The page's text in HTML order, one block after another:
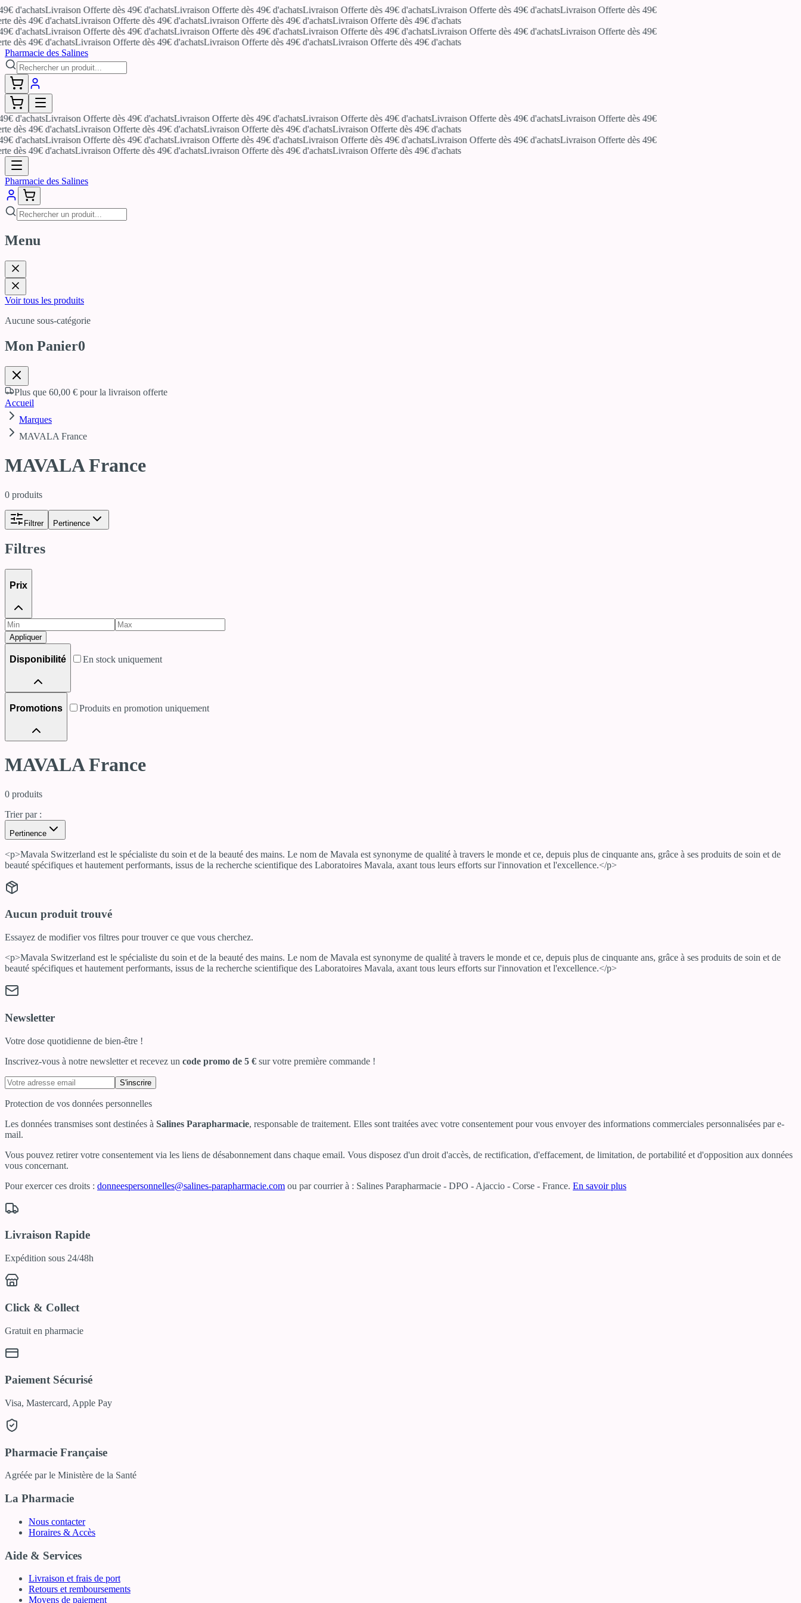
d'achatsLivraison Offerte dès 49€ d'achatsLivraison Offerte dès 49€ d'achatsLivraison Offerte dès 49€ d'achatsLivraison Offerte dès 49€ d'achatsLivraison Offerte dès 49€
49€ d'achatsLivraison Offerte dès 49€ d'achatsLivraison Offerte dès 49€ d'achatsLivraison Offerte dès 49€ d'achats
d'achatsLivraison Offerte dès 49€ d'achatsLivraison Offerte dès 49€ d'achatsLivraison Offerte dès 49€ d'achatsLivraison Offerte dès 49€ d'achatsLivraison Offerte dès 49€
49€ d'achatsLivraison Offerte dès 49€ d'achatsLivraison Offerte dès 49€ d'achatsLivraison Offerte dès 49€ d'achats
Pharmacie des Salines
d'achatsLivraison Offerte dès 49€ d'achatsLivraison Offerte dès 49€ d'achatsLivraison Offerte dès 49€ d'achatsLivraison Offerte dès 49€ d'achatsLivraison Offerte dès 49€
49€ d'achatsLivraison Offerte dès 49€ d'achatsLivraison Offerte dès 49€ d'achatsLivraison Offerte dès 49€ d'achats
d'achatsLivraison Offerte dès 49€ d'achatsLivraison Offerte dès 49€ d'achatsLivraison Offerte dès 49€ d'achatsLivraison Offerte dès 49€ d'achatsLivraison Offerte dès 49€
49€ d'achatsLivraison Offerte dès 49€ d'achatsLivraison Offerte dès 49€ d'achatsLivraison Offerte dès 49€ d'achats
Pharmacie des Salines
Menu
Voir tous les produits
Aucune sous-catégorie
Mon Panier0
Plus que 60,00 € pour la livraison offerte
Accueil
Marques
MAVALA France
MAVALA France
0 produits
Filtrer Pertinence
Filtres
Prix
Appliquer
Disponibilité En stock uniquement
Promotions Produits en promotion uniquement
MAVALA France
0 produits
Trier par :
Pertinence
<p>Mavala Switzerland est le spécialiste du soin et de la beauté des mains. Le nom de Mavala est synonyme de qualité à travers le monde et ce, depuis plus de cinquante ans, grâce à ses produits de soin et de
beauté spécifiques et hautement performants, issus de la recherche scientifique des Laboratoires Mavala, axant tous leurs efforts sur l'innovation et l'excellence.</p>
Aucun produit trouvé
Essayez de modifier vos filtres pour trouver ce que vous cherchez.
<p>Mavala Switzerland est le spécialiste du soin et de la beauté des mains. Le nom de Mavala est synonyme de qualité à travers le monde et ce, depuis plus de cinquante ans, grâce à ses produits de soin et de
beauté spécifiques et hautement performants, issus de la recherche scientifique des Laboratoires Mavala, axant tous leurs efforts sur l'innovation et l'excellence.</p>
Newsletter
Votre dose quotidienne de bien-être !
Inscrivez-vous à notre newsletter et recevez un code promo de 5 € sur votre première commande !
S'inscrire
Protection de vos données personnelles
Les données transmises sont destinées à Salines Parapharmacie, responsable de traitement. Elles sont traitées avec votre consentement pour vous envoyer des informations commerciales personnalisées par e-
mail.
Vous pouvez retirer votre consentement via les liens de désabonnement dans chaque email. Vous disposez d'un droit d'accès, de rectification, d'effacement, de limitation, de portabilité et d'opposition aux données
vous concernant.
Pour exercer ces droits : donneespersonnelles@salines-parapharmacie.com ou par courrier à : Salines Parapharmacie - DPO - Ajaccio - Corse - France. En savoir plus
Livraison Rapide
Expédition sous 24/48h
Click & Collect
Gratuit en pharmacie
Paiement Sécurisé
Visa, Mastercard, Apple Pay
Pharmacie Française
Agréée par le Ministère de la Santé
La Pharmacie
Nous contacter
Horaires & Accès
Aide & Services
Livraison et frais de port
Retours et remboursements
Moyens de paiement